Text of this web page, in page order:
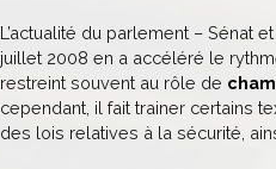
L’actualité du parlement – Sénat
juillet 2008 en a accéléré le
restreint souvent au rôle de
cependant, il fait trainer certains
des lois relatives à la sécurité,